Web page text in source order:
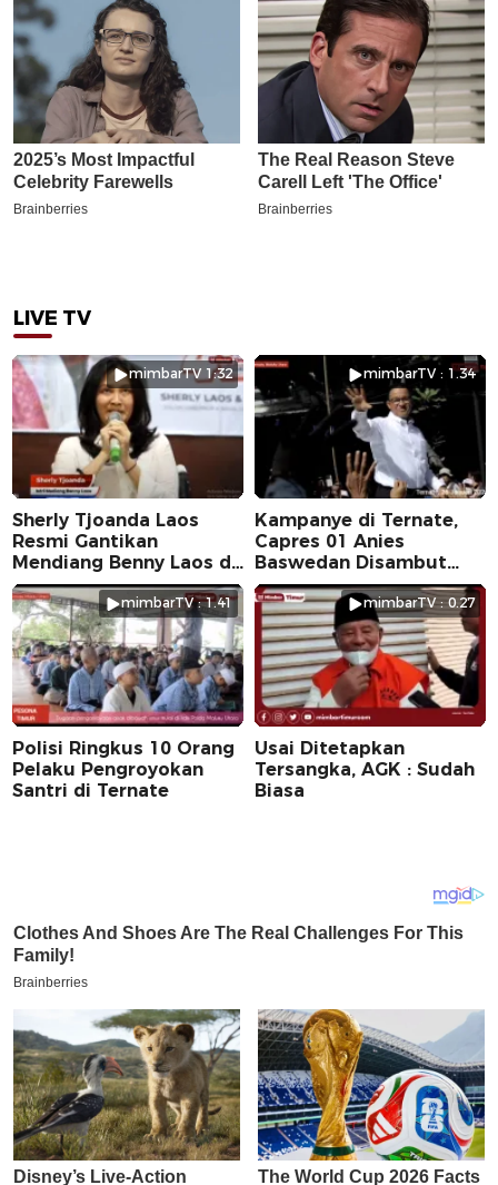
LIVE TV
mimbarTV 1:32
Sherly Tjoanda Laos
Resmi Gantikan
Mendiang Benny Laos di
Pilkada 2024
mimbarTV : 1.34
Kampanye di Ternate,
Capres 01 Anies
Baswedan Disambut
Ribuan Warga
mimbarTV : 1.41
Polisi Ringkus 10 Orang
Pelaku Pengroyokan
Santri di Ternate
mimbarTV : 0.27
Usai Ditetapkan
Tersangka, AGK : Sudah
Biasa